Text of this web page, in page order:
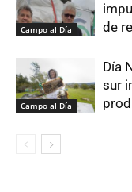
Campo al Día
de
Campo al Día
Día
sur